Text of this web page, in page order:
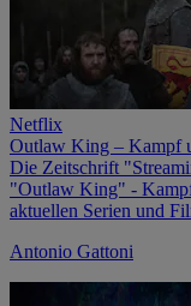
Netflix
Outlaw King – Kampf
Die Zeitschrift
"Outlaw King" -
aktuellen Serien und
Antonio Gattoni